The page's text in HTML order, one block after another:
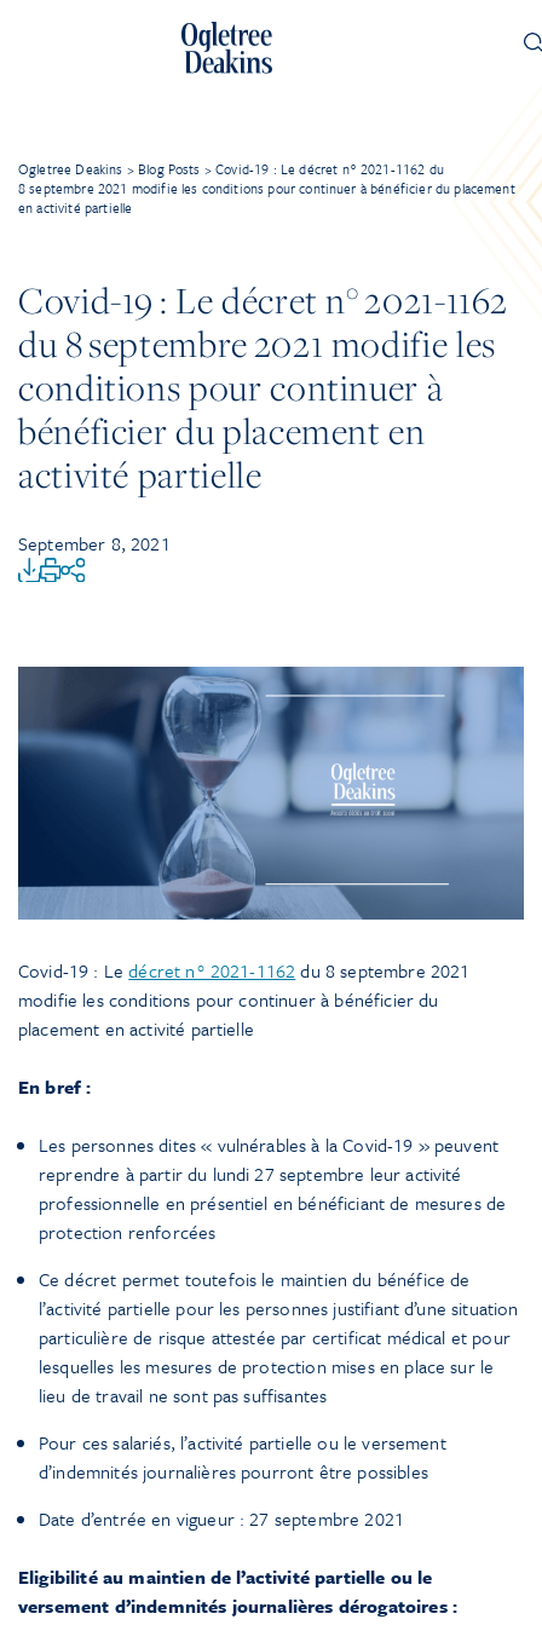
Ogletree Deakins > Blog Posts >Covid-19 : Le décret n° 2021-1162 du
8 septembre 2021 modifie les conditions pour continuer à bénéficier du placement
en activité partielle
Covid-19 : Le décret n° 2021-1162
du 8 septembre 2021 modifie les
conditions pour continuer à
bénéficier du placement en
activité partielle
September 8, 2021
Covid-19 : Ledécret n° 2021-1162 du 8 septembre 2021
modifie les conditions pour continuer à bénéficier du
placement en activité partielle
En bref :
Les personnes dites « vulnérables à la Covid-19 » peuvent
reprendre à partir du lundi 27 septembre leur activité
professionnelle en présentiel en bénéficiant de mesures de
protection renforcées
Ce décret permet toutefois le maintien du bénéfice de
l’activité partielle pour les personnes justifiant d’une situation
particulière de risque attestée par certificat médical et pour
lesquelles les mesures de protection mises en place sur le
lieu de travail ne sont pas suffisantes
Pour ces salariés, l’activité partielle ou le versement
d’indemnités journalières pourront être possibles
Date d’entrée en vigueur : 27 septembre 2021
Eligibilité au maintien de l’activité partielle ou le
versement d’indemnités journalières dérogatoires :